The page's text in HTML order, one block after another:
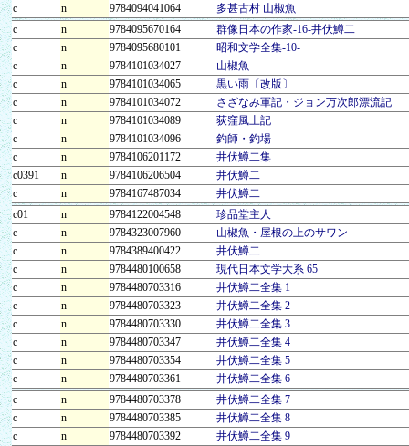
c
n 9784094041064
多甚古村 山椒魚
c
n 9784095670164
群像日本の作家-16-井伏鱒二
c
n 9784095680101
昭和文学全集-10-
c
n 9784101034027
山椒魚
c
n 9784101034065
黒い雨〔改版〕
c
n 9784101034072
さざなみ軍記・ジョン万次郎漂流記
c
n 9784101034089
荻窪風土記
c
n 9784101034096
釣師・釣場
c
n 9784106201172
井伏鱒二集
c0391
n 9784106206504
井伏鱒二
c
n 9784167487034
井伏鱒二
c01
n 9784122004548
珍品堂主人
c
n 9784323007960
山椒魚・屋根の上のサワン
c
n 9784389400422
井伏鱒二
c
n 9784480100658
現代日本文学大系 65
c
n 9784480703316
井伏鱒二全集 1
c
n 9784480703323
井伏鱒二全集 2
c
n 9784480703330
井伏鱒二全集 3
c
n 9784480703347
井伏鱒二全集 4
c
n 9784480703354
井伏鱒二全集 5
c
n 9784480703361
井伏鱒二全集 6
c
n 9784480703378
井伏鱒二全集 7
c
n 9784480703385
井伏鱒二全集 8
c
n 9784480703392
井伏鱒二全集 9